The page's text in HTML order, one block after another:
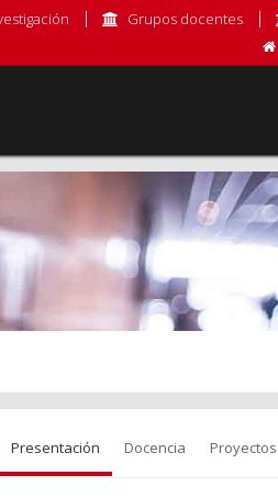
Grupos docentes
Presentación Docencia Proyectos